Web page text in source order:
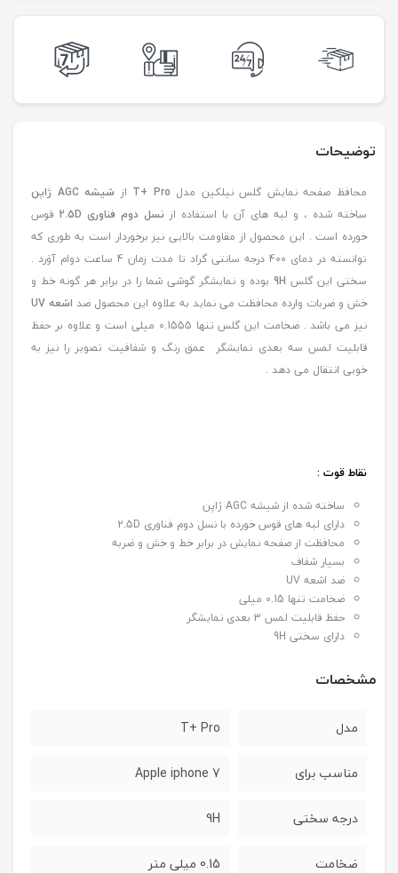
توضیحات
محافظ صفحه نمایش گلس نیلکین مدل از شیشه AGC ژاپن
ساخته شده ، و لبه های آن با استفاده از نسل دوم فناوری 2.5D
قوس
خورده است . این محصول از مقاومت بالایی نیز برخوردار است به طوری که
توانسته در دمای 400 درجه سانتی گراد تا مدت زمان 4 ساعت دوام آوَرد .
سختی این گلس
بوده و نمایشگر گوشی شما را در برابر هر گونه خط و
خش و ضربات وارده محافظت می نماید به علاوه این محصول ضد اشعه UV
نیز می باشد . ضخامت این گلس تنها 0.1555 میلی است و علاوه بر حفظ
قابلیت لمس سه بعدی نمایشگر عمق رنگ و شفافیت تصویر را نیز به
خوبی انتقال می دهد .
نقاط قوت :
ساخته شده از شیشه AGC ژاپن
دارای لبه های قوس خورده با نسل دوم فناوری 2.5D
محافظت از صفحه نمایش در برابر خط و خش و ضربه
بسیار شفاف
ضد اشعه UV
ضخامت تنها 0.15 میلی
حفظ قابلیت لمس 3 بعدی نمایشگر
دارای سختی 9H
مشخصات
مدل T+ Pro
مناسب برای 7 Apple iphone
درجه سختی 9H
ضخامت 0.15 میلی متر